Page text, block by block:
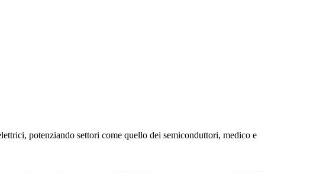
potenziando settori come quello dei semiconduttori, medico e